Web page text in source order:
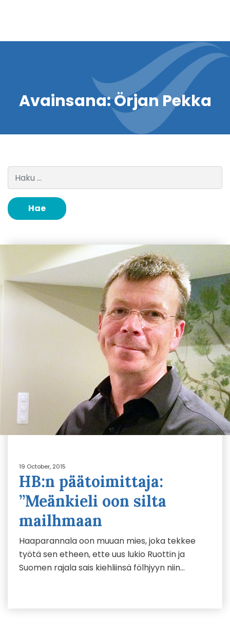
Avainsana:Örjan Pekka
Haku:
19 October, 2015
HB:n päätoimittaja:
”Meänkieli oon silta
mailhmaan
Haaparannala oon muuan mies, joka tekkee
työtä sen etheen, ette uus lukio Ruottin ja
Suomen rajala sais kiehliinsä fölhjyyn niin…